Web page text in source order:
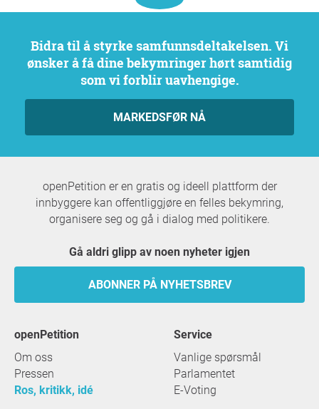
Bidra til å styrke samfunnsdeltakelsen. Vi
ønsker å få dine bekymringer hørt samtidig
som vi forblir uavhengige.
MARKEDSFØR NÅ
openPetition er en gratis og ideell plattform der
innbyggere kan offentliggjøre en felles bekymring,
organisere seg og gå i dialog med politikere.
Gå aldri glipp av noen nyheter igjen
ABONNER PÅ NYHETSBREV
openPetition
Om oss
Pressen
Ros, kritikk, idé
service
Vanlige spørsmål
Parlamentet
E-Voting